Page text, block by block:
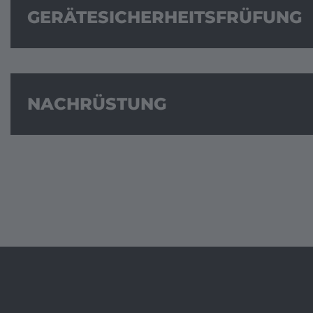
GERÄTESICHERHEITSFRÜFUNG
NACHRÜSTUNG